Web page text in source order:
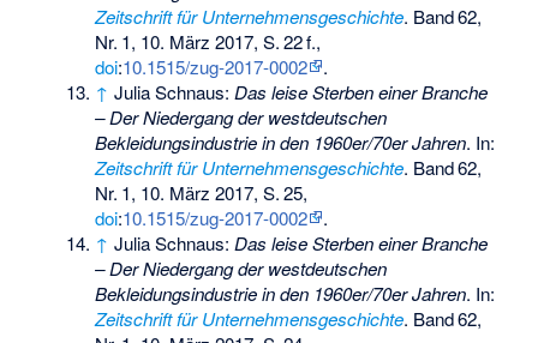
Zeitschrift für Unternehmensgeschichte. Band62,
Nr. 1, 10. März 2017,S.22f.,
doi:10.1515/zug-2017-0002
.
↑ Julia Schnaus:Das leise Sterben einer Branche
– Der Niedergang der westdeutschen
Bekleidungsindustrie in den 1960er/70er Jahren. In:
Zeitschrift für Unternehmensgeschichte. Band62,
Nr. 1, 10. März 2017,S.25,
doi:10.1515/zug-2017-0002
.
↑ Julia Schnaus:Das leise Sterben einer Branche
– Der Niedergang der westdeutschen
Bekleidungsindustrie in den 1960er/70er Jahren. In:
Zeitschrift für Unternehmensgeschichte. Band62,